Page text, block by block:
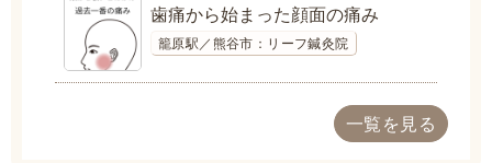
歯痛から始まった顔面の痛み
籠原駅／熊谷市：リーフ鍼灸院
一覧を見る